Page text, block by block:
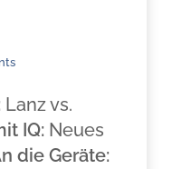
Lanz vs.
IQ: Neues
die Geräte: